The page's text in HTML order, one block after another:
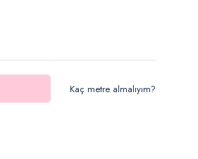
Kaç metre almalıyım?